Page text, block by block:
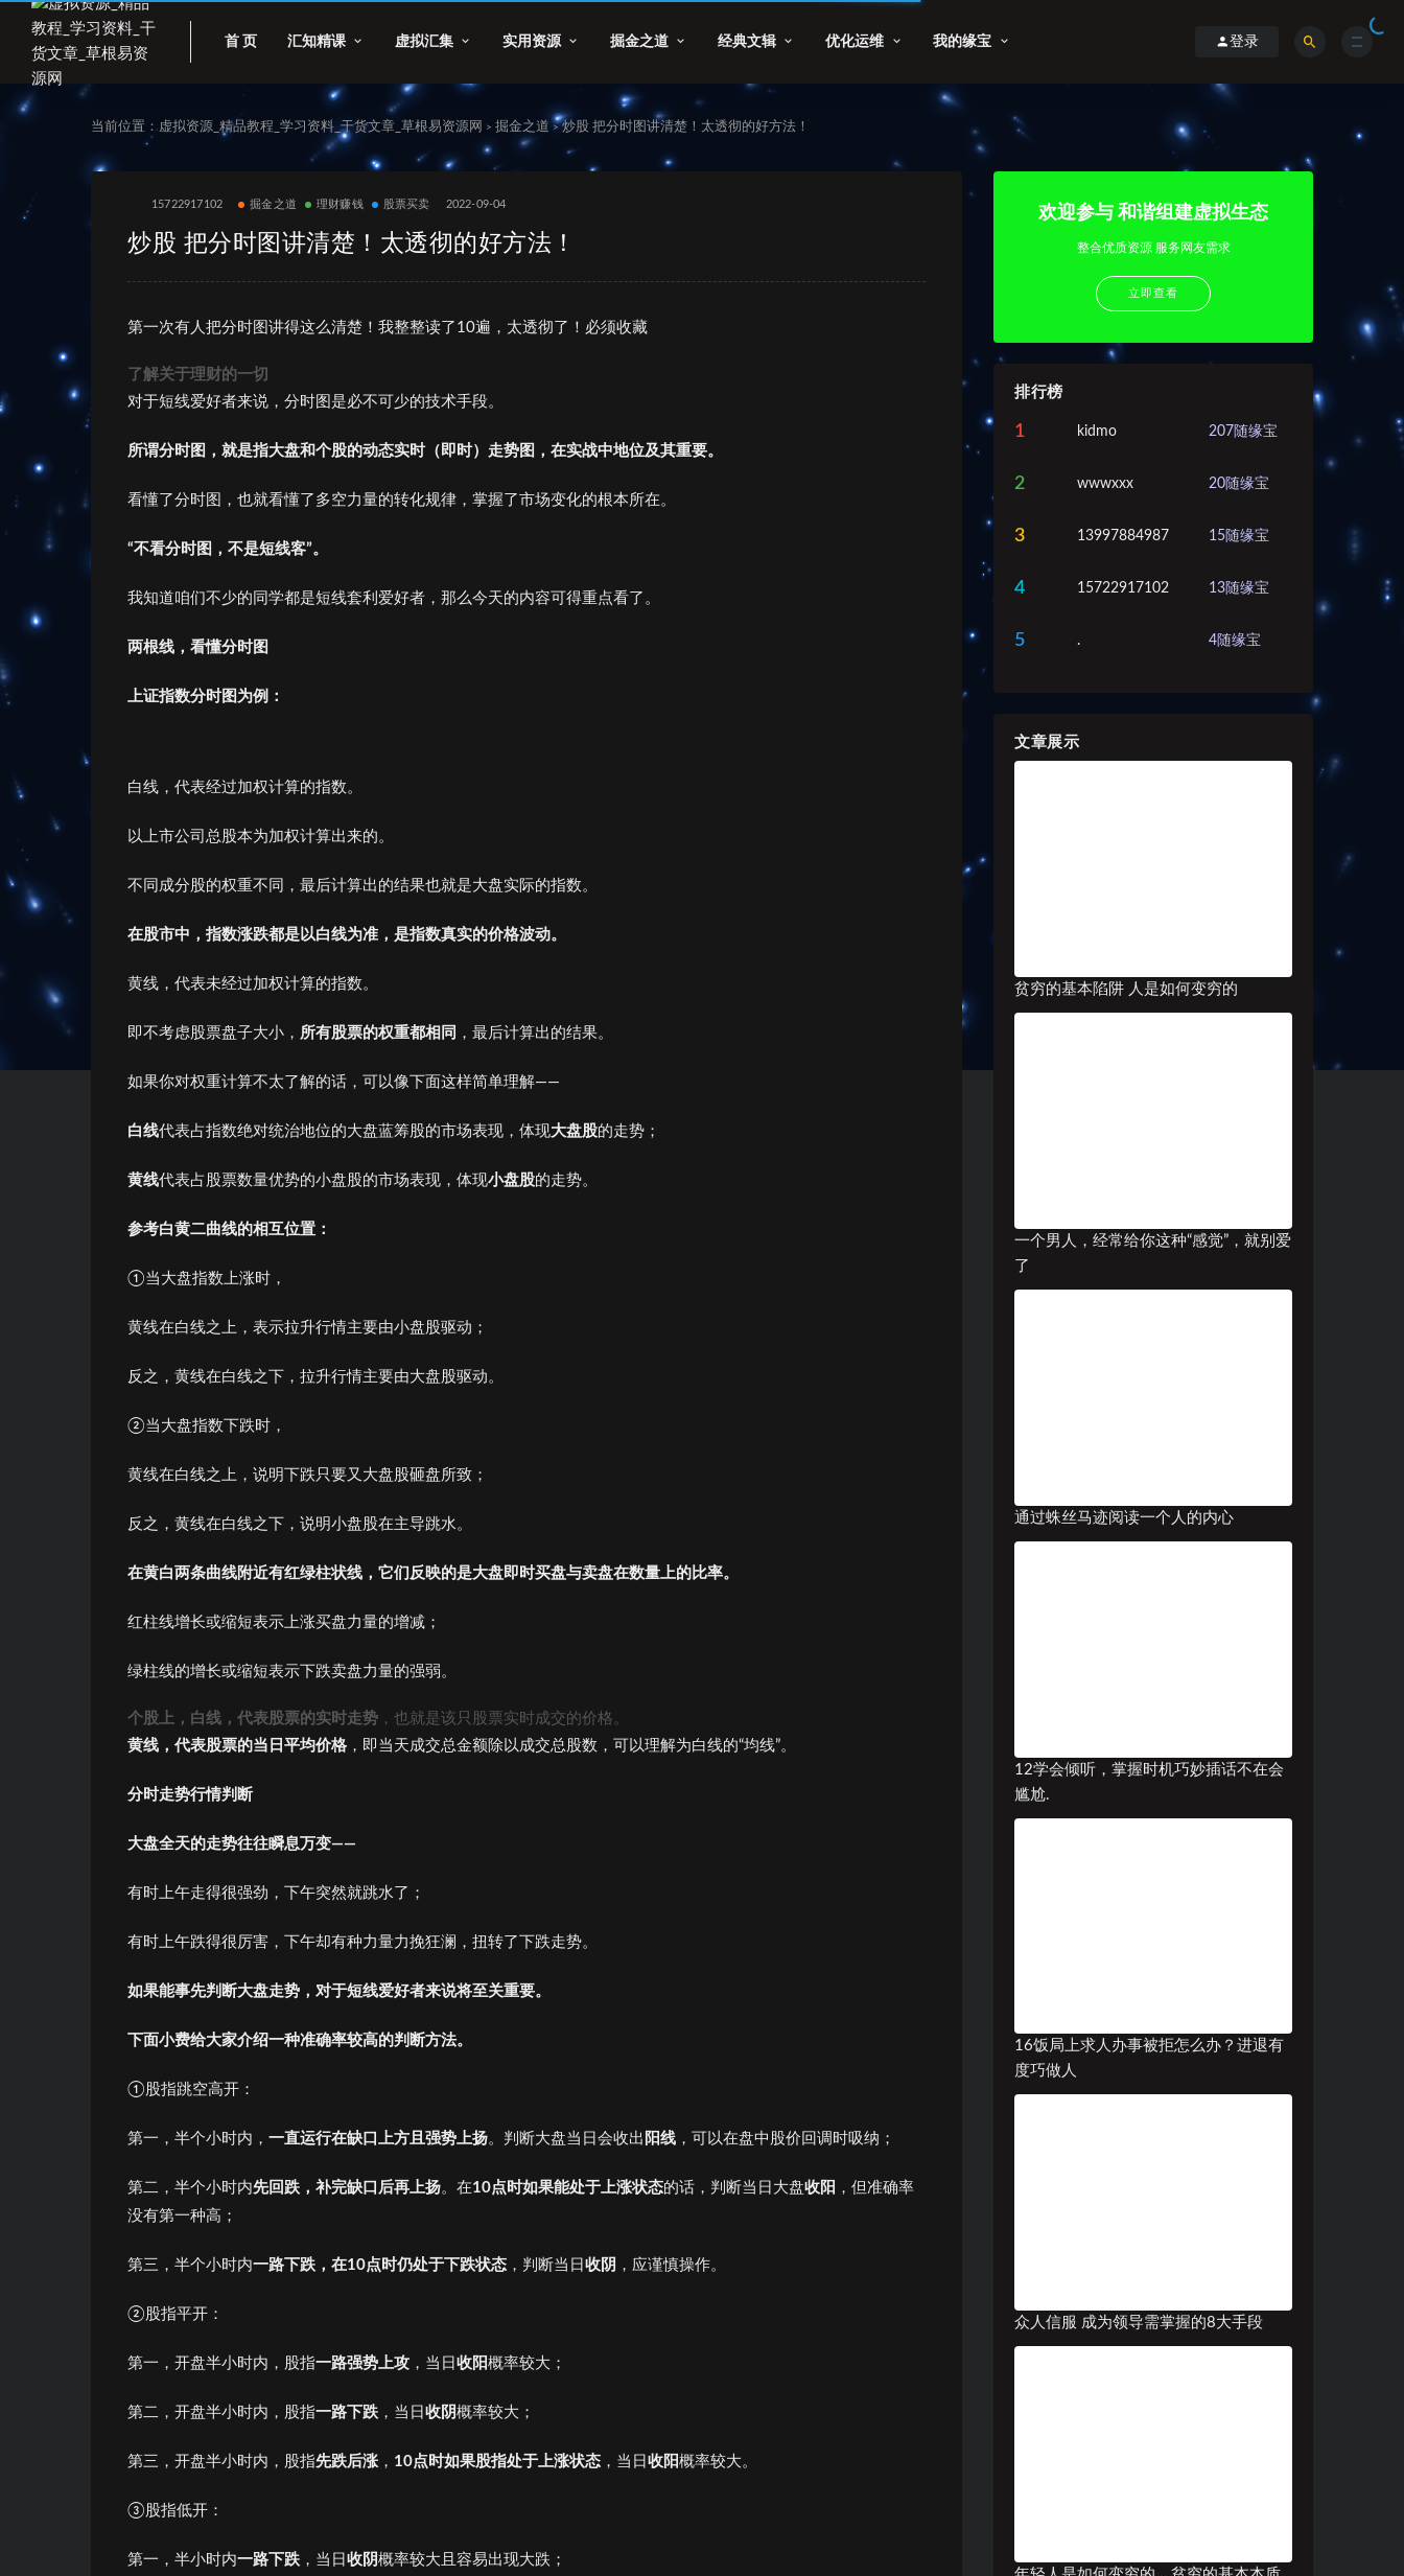
首 页 汇知精课 虚拟汇集 实用资源 掘金之道 经典文辑 优化运维 我的缘宝 登录
当前位置：虚拟资源_精品教程_学习资料_干货文章_草根易资源网 > 掘金之道 >炒股 把分时图讲清楚！太透彻的好方法！
15722917102 掘金之道 理财赚钱 股票买卖 2022-09-04
炒股 把分时图讲清楚！太透彻的好方法！
第一次有人把分时图讲得这么清楚！我整整读了10遍，太透彻了！必须收藏
了解关于理财的一切
对于短线爱好者来说，分时图是必不可少的技术手段。
所谓分时图，就是指大盘和个股的动态实时（即时）走势图，在实战中地位及其重要。
看懂了分时图，也就看懂了多空力量的转化规律，掌握了市场变化的根本所在。
“不看分时图，不是短线客”。
我知道咱们不少的同学都是短线套利爱好者，那么今天的内容可得重点看了。
两根线，看懂分时图
上证指数分时图为例：
白线，代表经过加权计算的指数。
以上市公司总股本为加权计算出来的。
不同成分股的权重不同，最后计算出的结果也就是大盘实际的指数。
在股市中，指数涨跌都是以白线为准， 是指数真实的价格波动。
黄线，代表未经过加权计算的指数。
即不考虑股票盘子大小， 所有股票的权重都相同 ，最后计算出的结果。
如果你对权重计算不太了解的话，可以像下面这样简单理解——
白线代表占指数绝对统治地位的大盘蓝筹股的市场表现，体现大盘股的走势；
黄线代表占股票数量优势的小盘股的市场表现，体现小盘股的走势。
参考白黄二曲线的相互位置：
①当大盘指数上涨时，
黄线在白线之上，表示拉升行情主要由小盘股驱动；
反之，黄线在白线之下，拉升行情主要由大盘股驱动。
②当大盘指数下跌时，
黄线在白线之上，说明下跌只要又大盘股砸盘所致；
反之，黄线在白线之下，说明小盘股在主导跳水。
在黄白两条曲线附近有红绿柱状线，它们反映的是大盘即时买盘与卖盘在数量上的比率。
红柱线增长或缩短表示上涨买盘力量的增减；
绿柱线的增长或缩短表示下跌卖盘力量的强弱。
个股上，白线，代表股票的实时走势 ，也就是该只股票实时成交的价格。
黄线，代表股票的当日平均价格 ，即当天成交总金额除以成交总股数，可以理解为白线的“均线”。
分时走势行情判断
大盘全天的走势往往瞬息万变——
有时上午走得很强劲，下午突然就跳水了；
有时上午跌得很厉害，下午却有种力量力挽狂澜，扭转了下跌走势。
如果能事先判断大盘走势，对于短线爱好者来说将至关重要。
下面小费给大家介绍一种准确率较高的判断方法。
①股指跳空高开：
第一，半个小时内， 一直运行在缺口上方且强势上扬。判断大盘当日会收出 阳线 ，可以在盘中股价回调时吸纳；
第二，半个小时内先回跌，补完缺口后再上扬。在10点时如果能处于上涨状态的话，判断当日大盘收阳 ，但准确率
没有第一种高；
第三，半个小时内一路下跌，在10点时仍处于下跌状态 ，判断当日 收阴 ，应谨慎操作。
②股指平开：
第一，开盘半小时内，股指一路强势上攻 ，当日 收阳概率较大；
第二，开盘半小时内，股指一路下跌 ，当日 收阴概率较大；
第三，开盘半小时内，股指先跌后涨 ， 10点时如果股指处于上涨状态 ，当日 收阳概率较大。
③股指低开：
第一，半小时内一路下跌 ，当日 收阴概率较大且容易出现大跌；
欢迎参与 和谐组建虚拟生态
整合优质资源 服务网友需求
立即查看
排行榜
1 kidmo 207 随缘宝
2 wwwxxx 20随缘宝
3 13997884987 15随缘宝
4 15722917102 13随缘宝
5 . 4随缘宝
文章展示
贫穷的基本陷阱 人是如何变穷的
一个男人，经常给你这种“感觉”，就别爱
了
通过蛛丝马迹阅读一个人的内心
12学会倾听，掌握时机巧妙插话不在会
尴尬.
16饭局上求人办事被拒怎么办？进退有
度巧做人
众人信服 成为领导需掌握的8大手段